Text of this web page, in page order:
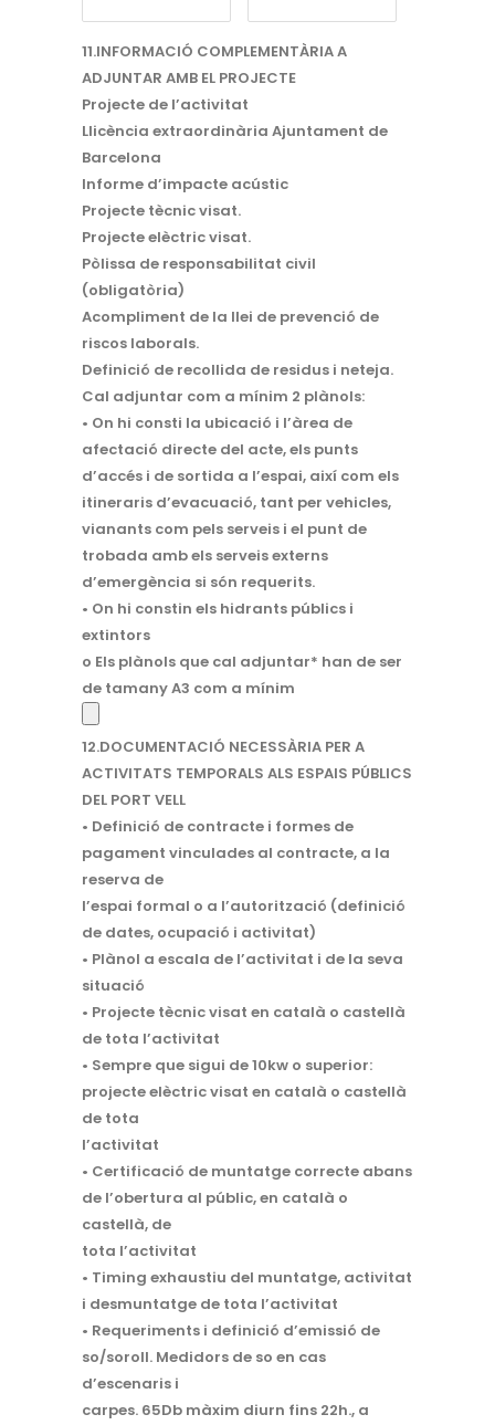
11.INFORMACIÓ COMPLEMENTÀRIA A
ADJUNTAR AMB EL PROJECTE
Projecte de l’activitat
Llicència extraordinària Ajuntament de
Barcelona
Informe d’impacte acústic
Projecte tècnic visat.
Projecte elèctric visat.
Pòlissa de responsabilitat civil
(obligatòria)
Acompliment de la llei de prevenció de
riscos laborals.
Definició de recollida de residus i neteja.
Cal adjuntar com a mínim 2 plànols:
• On hi consti la ubicació i l’àrea de
afectació directe del acte, els punts
d’accés i de sortida a l’espai, així com els
itineraris d’evacuació, tant per vehicles,
vianants com pels serveis i el punt de
trobada amb els serveis externs
d’emergència si són requerits.
• On hi constin els hidrants públics i
extintors
o Els plànols que cal adjuntar* han de ser
de tamany A3 com a mínim
12.DOCUMENTACIÓ NECESSÀRIA PER A
ACTIVITATS TEMPORALS ALS ESPAIS PÚBLICS
DEL PORT VELL
• Definició de contracte i formes de
pagament vinculades al contracte, a la
reserva de
l’espai formal o a l’autorització (definició
de dates, ocupació i activitat)
• Plànol a escala de l’activitat i de la seva
situació
• Projecte tècnic visat en català o castellà
de tota l’activitat
• Sempre que sigui de 10kw o superior:
projecte elèctric visat en català o castellà
de tota
l’activitat
• Certificació de muntatge correcte abans
de l’obertura al públic, en català o
castellà, de
tota l’activitat
• Timing exhaustiu del muntatge, activitat
i desmuntatge de tota l’activitat
• Requeriments i definició d’emissió de
so/soroll. Medidors de so en cas
d’escenaris i
carpes. 65Db màxim diurn fins 22h., a